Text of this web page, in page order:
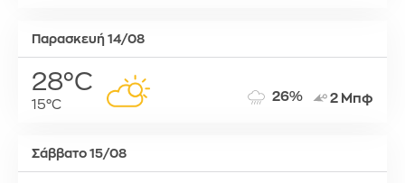
Παρασκευή 14/08
28°C
15°C
26% 2 Μπφ
Σάββατο 15/08